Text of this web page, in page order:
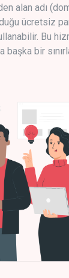
alan adı
ücretsiz
Bu
başka bir